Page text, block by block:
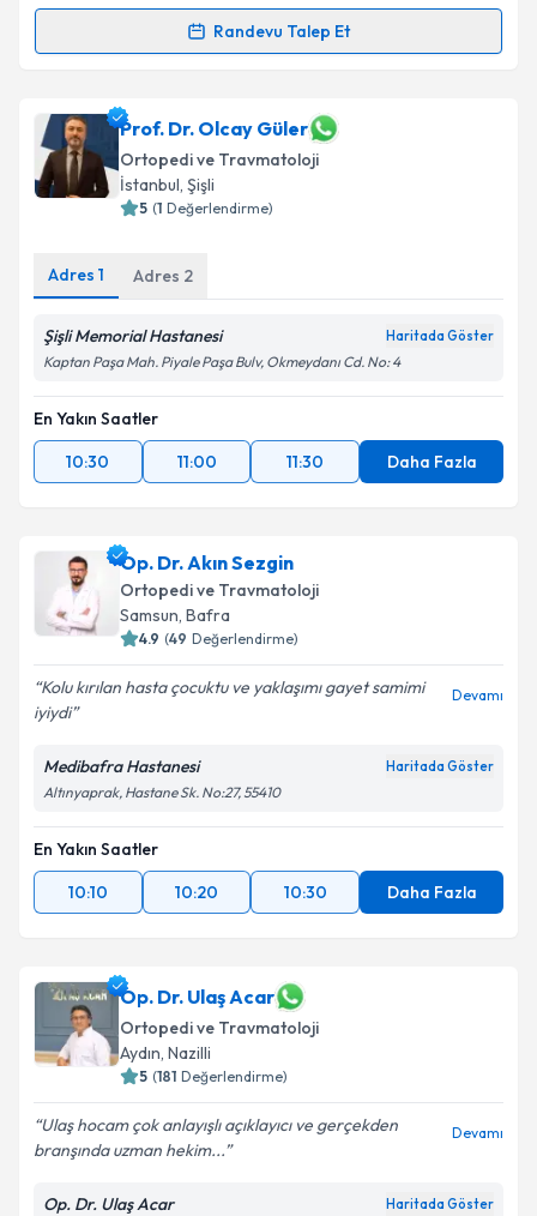
kapsamda işlenmesini kabul ediyorum.
Randevu Talep Et
Randevu Takvimi Talebi
Dr. Aykut Demiriçin randevu takvimi talebi oluşturun.
Size bu uzmandan randevu almanız için bir takvim
hazırlandığında e-posta ile bilgilendireceğiz.
E-posta Adresiniz
Kişisel verilerimin işlenmesine ilişkin
Aydınlatma
Metni'ni okudum ve kişisel verilerimin belirtilen
Takvim Talebini Gönder
Prof. Dr. Olcay Güler
Ortopedi ve Travmatoloji
İstanbul, Şişli
5 (1 Değerlendirme)
Adres 1 Adres 2
Şişli Memorial Hastanesi Haritada Göster
Kaptan Paşa Mah. Piyale Paşa Bulv, Okmeydanı Cd. No: 4
En Yakın Saatler
10:30
11:00 11:30 Daha Fazla
Op. Dr. Akın Sezgin
Ortopedi ve Travmatoloji
Samsun, Bafra
4.9 (49 Değerlendirme)
Kolu kırılan hasta çocuktu ve yaklaşımı gayet samimi
iyiydi
Devamı
Medibafra Hastanesi Haritada Göster
Altınyaprak, Hastane Sk. No:27, 55410
En Yakın Saatler
10:10
10:20 10:30 Daha Fazla
Op. Dr. Ulaş Acar
Ortopedi ve Travmatoloji
Aydın, Nazilli
5 (181 Değerlendirme)
Ulaş hocam çok anlayışlı açıklayıcı ve gerçekden
branşında uzman hekim...
Devamı
Op. Dr. Ulaş Acar Haritada Göster